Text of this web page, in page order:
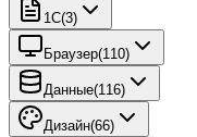
1C(3)
Браузер(110)
Данные(116)
Дизайн(66)